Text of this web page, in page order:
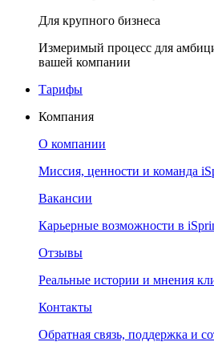
Для крупного бизнеса
Измеримый процесс для
вашей компании
Тарифы
Компания
О компании
Миссия, ценности и команда
Вакансии
Карьерные возможности в
Отзывы
Реальные истории и мнения
Контакты
Обратная связь, поддержка и